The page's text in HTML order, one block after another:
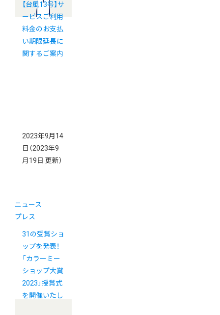
【台風13号】サ
ービスご利用
料金のお支払
い期限延長に
関するご案内
2023年9月14
日 （2023年9
月19日 更新）
ニュース
プレス
31の受賞ショ
ップを発表！
「カラーミー
ショップ大賞
2023」授賞式
を開催いたし